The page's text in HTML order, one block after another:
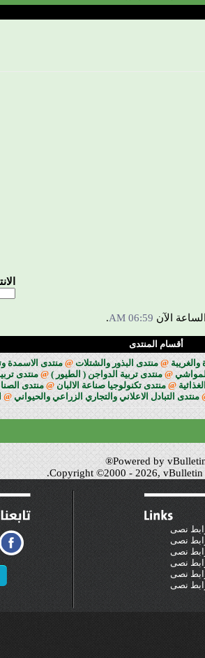
الساعة الآن 06:59 AM
.
أقسام المنتدى
@منتدى البذور والشتلات @منتدى الاسمدة
@منتدى تربية الدواجن ( الطيور ) @منتدى
@منتدى تكنولوجيا صناعة الالبان @منتدى
منتدى التبادل الاعلاني والتجاري الزراعي والحيواني @
Powered by
Copyright ©2000 - 2026, vBulletin
نصى
نصى
نصى
نصى
نصى
نصى